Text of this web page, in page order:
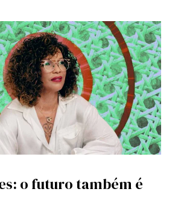
o futuro também é